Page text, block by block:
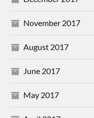
November 2017
August 2017
June 2017
May 2017